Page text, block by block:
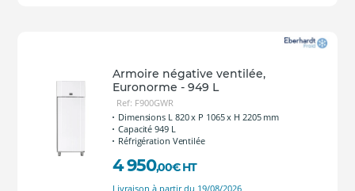
Armoire négative ventilée,
Euronorme - 949 L
Ref: F900GWR
Dimensions L 820 x P 1065 x H 2205 mm
Capacité 949 L
Réfrigération Ventilée
4 950,00€ HT
Livraison à partir du 19/08/2026